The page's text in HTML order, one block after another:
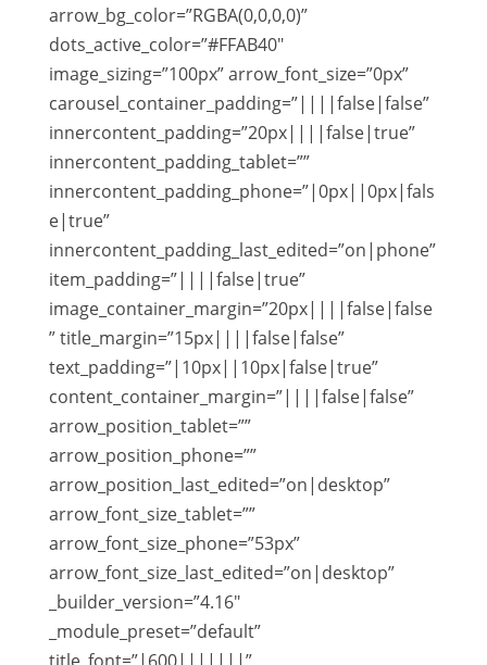
arrow_bg_color=”RGBA(0,0,0,0)”
dots_active_color=”#FFAB40″
image_sizing=”100px” arrow_font_size=”0px”
carousel_container_padding=”||||false|false”
innercontent_padding=”20px||||false|true”
innercontent_padding_tablet=””
innercontent_padding_phone=”|0px||0px|fals
e|true”
innercontent_padding_last_edited=”on|phone”
item_padding=”||||false|true”
image_container_margin=”20px||||false|false
” title_margin=”15px||||false|false”
text_padding=”|10px||10px|false|true”
content_container_margin=”||||false|false”
arrow_position_tablet=””
arrow_position_phone=””
arrow_position_last_edited=”on|desktop”
arrow_font_size_tablet=””
arrow_font_size_phone=”53px”
arrow_font_size_last_edited=”on|desktop”
_builder_version=”4.16″
_module_preset=”default”